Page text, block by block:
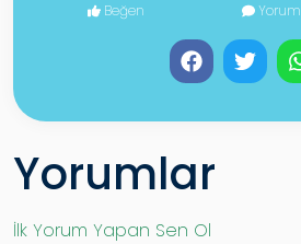
Beğen Yorum
Yorumlar
İlk Yorum Yapan Sen Ol